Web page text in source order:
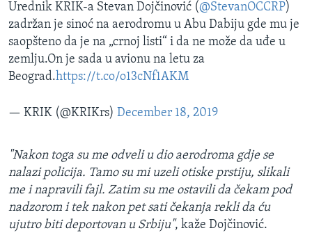
Urednik KRIK-a Stevan Dojčinović (@StevanOCCRP)
zadržan je sinoć na aerodromu u Abu Dabiju gde mu je
saopšteno da je na „crnoj listi“ i da ne može da uđe u
zemlju.On je sada u avionu na letu za
Beograd.https://t.co/o13cNf1AKM
— KRIK (@KRIKrs) December 18, 2019
"Nakon toga su me odveli u dio aerodroma gdje se
nalazi policija. Tamo su mi uzeli otiske prstiju, slikali
me i napravili fajl. Zatim su me ostavili da čekam pod
nadzorom i tek nakon pet sati čekanja rekli da ću
ujutro biti deportovan u Srbiju", kaže Dojčinović.